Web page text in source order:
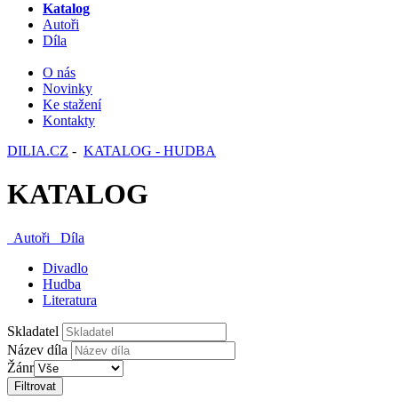
Katalog
Autoři
Díla
O nás
Novinky
Ke stažení
Kontakty
DILIA.CZ - KATALOG - HUDBA
KATALOG
Autoři
Díla
Divadlo
Hudba
Literatura
Skladatel
Název díla
Žánr
Filtrovat